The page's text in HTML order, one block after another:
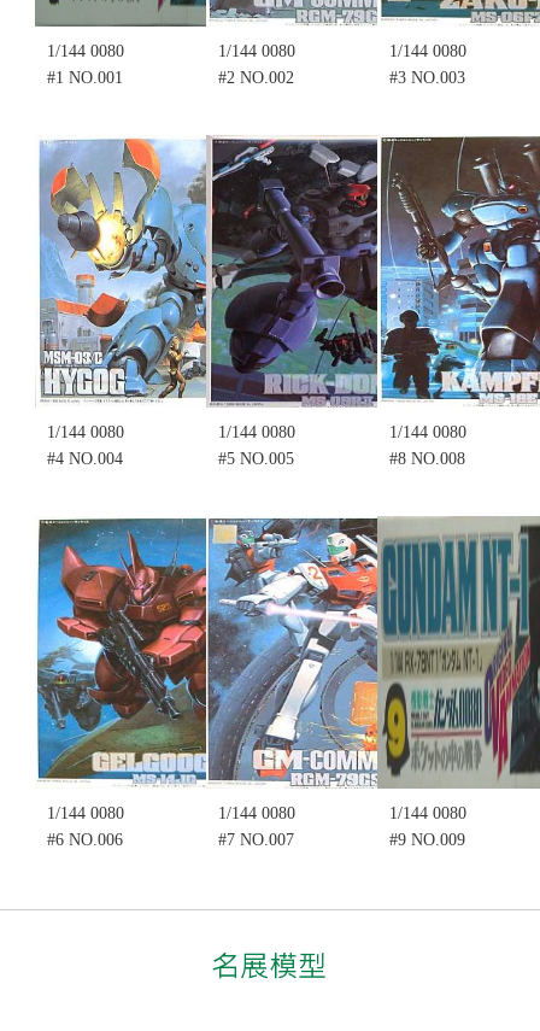
1/144 0080
#1 NO.001
(不挑盒況)
(售完缺貨.....
售價:0
1/144 0080
#2 NO.002
COMMAND
(不挑盒況)
(售完缺
貨........
售價:0
1/144 0080
#3 NO.003
(不挑盒況)
(售完缺
貨........
售價:0
1/144 0080
#4 NO.004
挑盒況)(售完
缺貨........
售價:0
1/144 0080
#5 NO.005
II (不挑盒況)
(售完缺
貨......
售價:0
1/144 0080
#8 NO.008
KAMPFER
(不挑盒況)
(售完缺
貨........
售價:0
1/144 0080
#6 NO.006
1/144 0080
#7 NO.007
(售完缺
1/144 0080
#9 NO.009